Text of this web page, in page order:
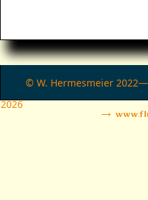
© W. Hermesmeier 2022—
2026
→